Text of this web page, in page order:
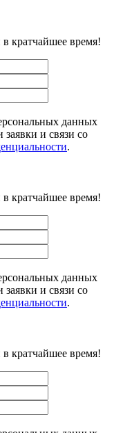
кратчайшее время!
данных
и связи со
.
кратчайшее время!
данных
и связи со
.
кратчайшее время!